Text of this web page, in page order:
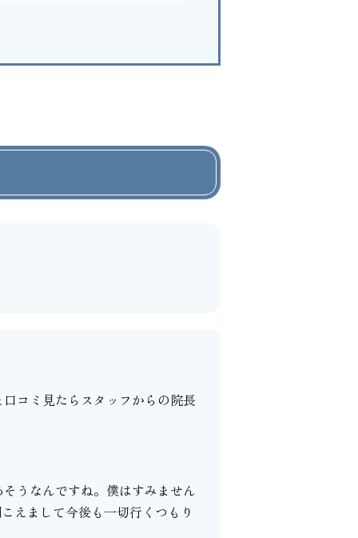
コミ見たらスタッフからの院長
うなんですね。僕はすみません
えまして今後も一切行くつもり